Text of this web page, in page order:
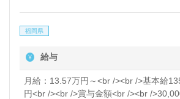
福岡県
給与
月給：13.57万円～<br /><br />基本給
円<br /><br />賞与金額<br /><br /